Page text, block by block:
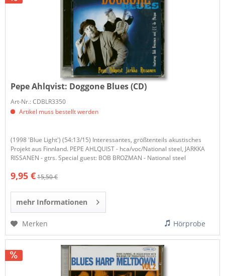
Pepe Ahlqvist: Doggone Blues (CD)
Art-Nr.: CDBLR3350
Artikel muss bestellt werden
(1998 'Blue Light') (54:13/15) Interessantes, größtenteils akustisches
Projekt aus Finnland. PEPE AHLQUIST - hca/voc/National steel, JARKKA
RISSANEN - gtrs. Special guest: BOB BROZMAN - National steel
9,95 €15,50 €
mehr Informationen
Merken Hörprobe